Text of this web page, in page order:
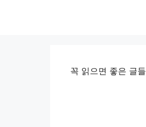
꼭 읽으면 좋은 글들